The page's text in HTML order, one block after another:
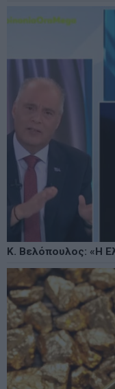
Κ. Βελόπουλος: «Η